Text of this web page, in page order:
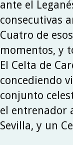
ante el
consecutivas
Cuatro de
momentos, y
El Celta de
concediendo
conjunto
el entrenador
Sevilla, y un